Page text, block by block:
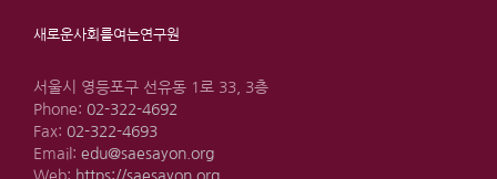
새로운사회를여는연구원
서울시 영등포구 선유동 1로 33, 3층
Phone: 02-322-4692
Fax: 02-322-4693
Email: edu@saesayon.org
Web: https://saesayon.org